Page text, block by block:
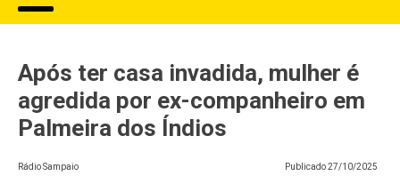
Após ter casa invadida, mulher é
agredida por ex-companheiro em
Palmeira dos Índios
Rádio Sampaio Publicado27/10/2025